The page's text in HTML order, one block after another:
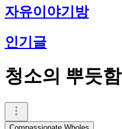
자유이야기방
인기글
청소의 뿌듯함